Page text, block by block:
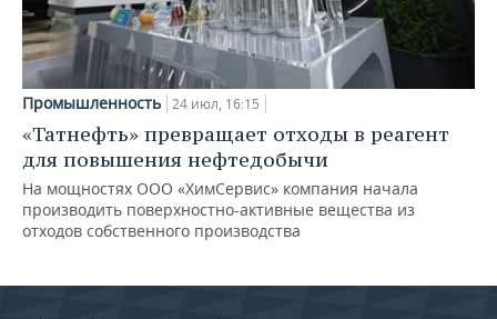
Промышленность 24 июл, 16:15
«Татнефть» превращает отходы в реагент
для повышения нефтедобычи
На мощностях ООО «ХимСервис» компания начала
производить поверхностно-активные вещества из
отходов собственного производства